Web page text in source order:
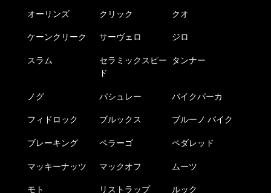
オーリンズ クリック クオ
ケーンクリーク サーヴェロ ジロ
スラム
セラミックスピー
ド
タンナー
ノグ パシュレー バイクパーカ
フィドロック ブルックス ブルーノ バイク
ブレーキング ペラーゴ ペダレッド
マッキーナッツ マックオフ ムーツ
モト リストラップ ルック